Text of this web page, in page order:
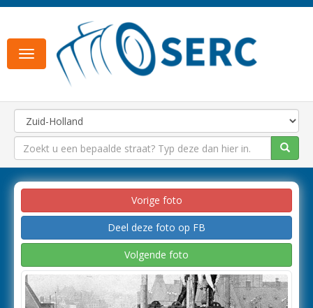
Toggle
navigation
Vorige foto
Deel deze foto op FB
Volgende foto